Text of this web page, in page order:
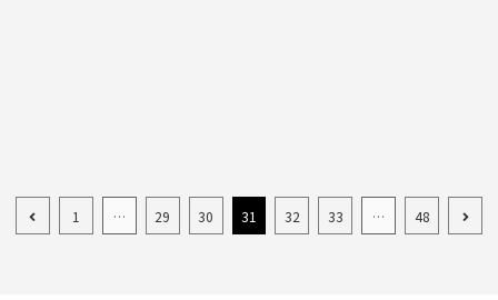
1 … 29 30 31 32 33 … 48